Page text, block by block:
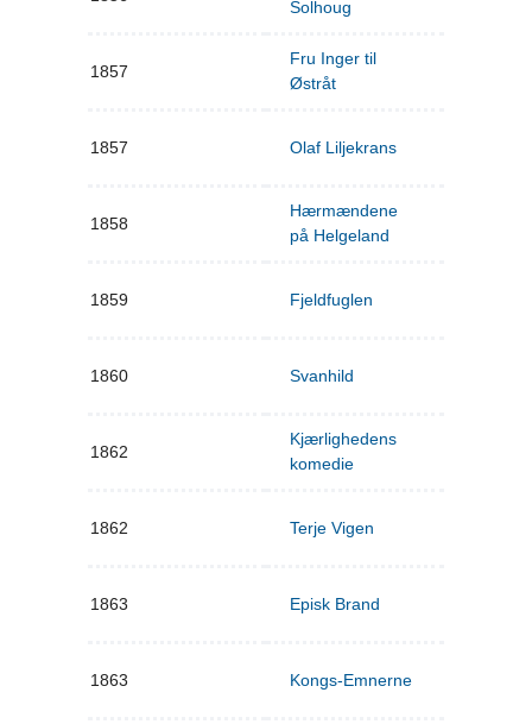
Solhoug
1857
Fru Inger til
Østråt
1857 Olaf Liljekrans
1858
Hærmændene
på Helgeland
1859 Fjeldfuglen
1860 Svanhild
1862
Kjærlighedens
komedie
1862 Terje Vigen
1863 Episk Brand
1863 Kongs-Emnerne